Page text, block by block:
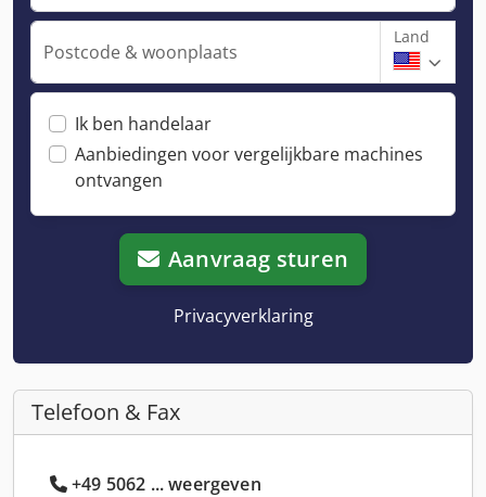
Postcode & woonplaats
Land
Ik ben handelaar
Aanbiedingen voor vergelijkbare machines
ontvangen
Aanvraag sturen
Privacyverklaring
Telefoon & Fax
+49 5062 ... weergeven